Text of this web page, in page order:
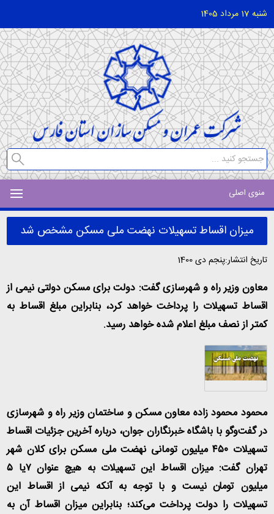
شنبه 17 مرداد 1405
منوی اصلی
میزان اقساط تسهیلات نهضت ملی مسکن مشخص شد
تاریخ انتشار:پنجم دی 1400
معاون وزیر راه و شهرسازی گفت: دولت برای مسکن دولتی نیمی از
اقساط تسهیلات را پرداخت خواهد کرد، بنابراین مبلغ اقساط به
کمتر از نصف مبلغ اعلام شده خواهد رسید.
محمود محمود زاده معاون مسکن و ساختمان وزیر راه و شهرسازی
در گفت‌وگو با باشگاه خبرنگاران جوان، درباره آخرین جزئیات اقساط
تسهیلات ۴۵۰ میلیون تومانی نهضت ملی مسکن برای کلان شهر
تهران گفت: میزان اقساط این تسهیلات به هیچ عنوان ۷یا ۵
میلیون تومان نیست و با توجه به آنکه نیمی از اقساط این
تسهیلات را دولت پرداخت می‌کند؛ بنابراین میزان اقساط آن به